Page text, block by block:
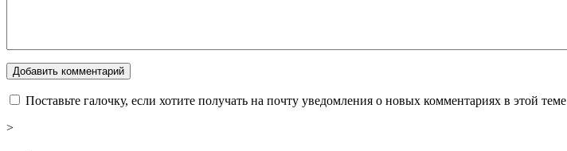
Поставьте галочку, если хотите получать на почту уведомления о новых комментариях в этой теме
>